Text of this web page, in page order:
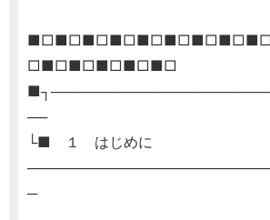
□■□■□■□■□■□
──
└■ １ はじめに
─